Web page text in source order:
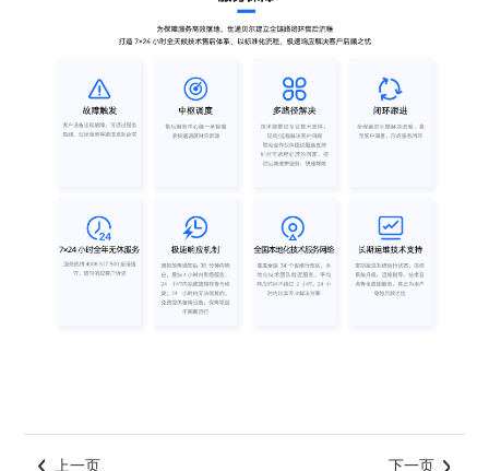
上一页 下一页